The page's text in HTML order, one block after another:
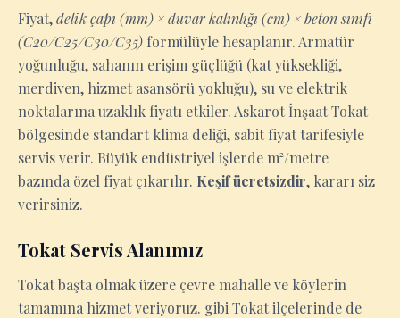
Fiyat,delik çapı (mm) × duvar kalınlığı (cm) × beton sınıfı
(C20/C25/C30/C35) formülüyle hesaplanır. Armatür
yoğunluğu, sahanın erişim güçlüğü (kat yüksekliği,
merdiven, hizmet asansörü yokluğu), su ve elektrik
noktalarına uzaklık fiyatı etkiler. Askarot İnşaat Tokat
bölgesinde standart klima deliği, sabit fiyat tarifesiyle
servis verir. Büyük endüstriyel işlerde m²/metre
bazında özel fiyat çıkarılır. Keşif ücretsizdir, kararı siz
verirsiniz.
Tokat Servis Alanımız
Tokat başta olmak üzere çevre mahalle ve köylerin
tamamına hizmet veriyoruz. gibi Tokat ilçelerinde de